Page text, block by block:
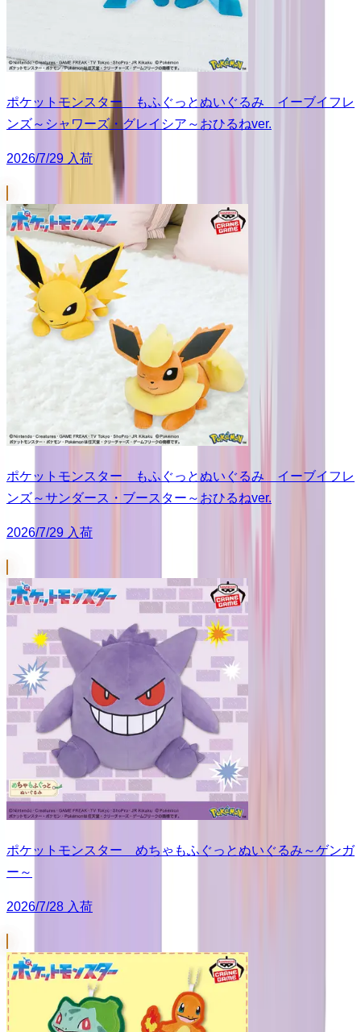
ポケットモンスター もふぐっとぬいぐるみ イーブイフレ
ンズ～シャワーズ・グレイシア～おひるねver.
2026/7/29 入荷
ポケットモンスター もふぐっとぬいぐるみ イーブイフレ
ンズ～サンダース・ブースター～おひるねver.
2026/7/29 入荷
ポケットモンスター めちゃもふぐっとぬいぐるみ～ゲンガ
ー～
2026/7/28 入荷